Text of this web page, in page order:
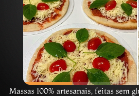
Massas 100% artesanais, feitas sem